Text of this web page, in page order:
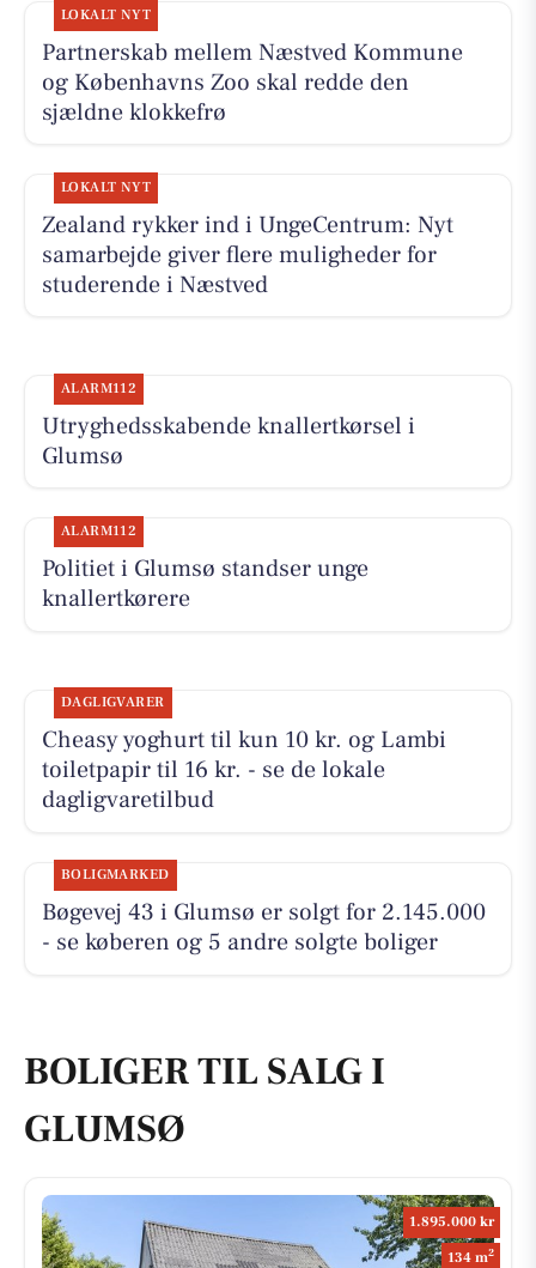
LOKALT NYT
Partnerskab mellem Næstved Kommune
og Københavns Zoo skal redde den
sjældne klokkefrø
LOKALT NYT
Zealand rykker ind i UngeCentrum: Nyt
samarbejde giver flere muligheder for
studerende i Næstved
ALARM112
Utryghedsskabende knallertkørsel i
Glumsø
ALARM112
Politiet i Glumsø standser unge
knallertkørere
DAGLIGVARER
Cheasy yoghurt til kun 10 kr. og Lambi
toiletpapir til 16 kr. - se de lokale
dagligvaretilbud
BOLIGMARKED
Bøgevej 43 i Glumsø er solgt for 2.145.000
- se køberen og 5 andre solgte boliger
BOLIGER TIL SALG I
GLUMSØ
1.895.000 kr
134 m2